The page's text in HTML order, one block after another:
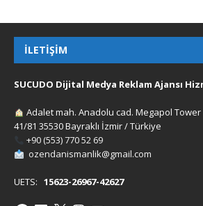
İLETIŞIM
SUCUDO Dijital Medya Reklam Ajansı
Adalet mah. Anadolu cad. Megapol Tower
41/81 35530 Bayraklı İzmir / Türkiye
+90 (553) 770 52 69
ozendanismanlik@gmail.com
UETS: 15623-26967-42627